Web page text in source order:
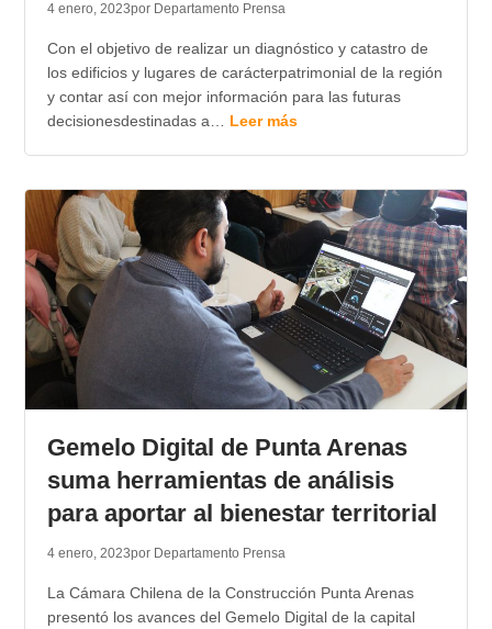
4 enero, 2023por Departamento Prensa
Con el objetivo de realizar un diagnóstico y catastro de
los edificios y lugares de carácterpatrimonial de la región
y contar así con mejor información para las futuras
decisionesdestinadas a… Leer más
Gemelo Digital de Punta Arenas
suma herramientas de análisis
para aportar al bienestar territorial
4 enero, 2023por Departamento Prensa
La Cámara Chilena de la Construcción Punta Arenas
presentó los avances del Gemelo Digital de la capital